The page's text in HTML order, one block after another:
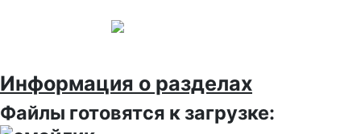
Информация о разделах
Файлы готовятся к загрузке: